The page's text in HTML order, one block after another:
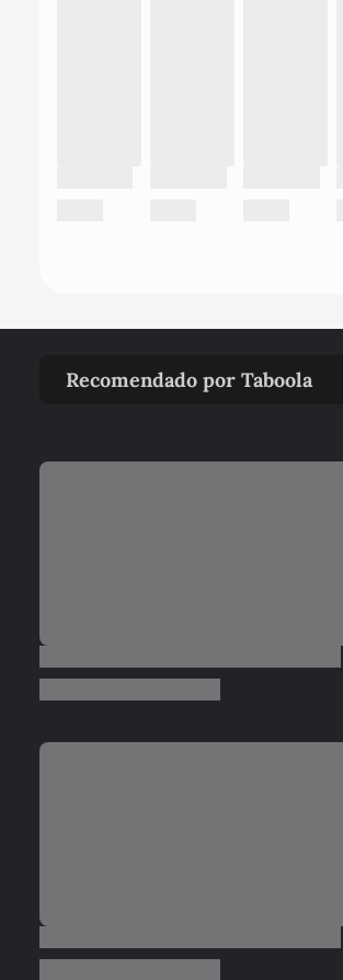
Recomendado por Taboola